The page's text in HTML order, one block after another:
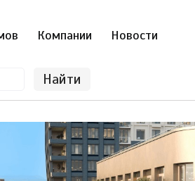
Компании Новости
Найти